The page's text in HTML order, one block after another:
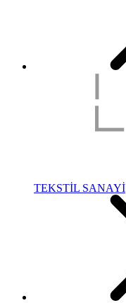
TEKSTİL SANAYİ